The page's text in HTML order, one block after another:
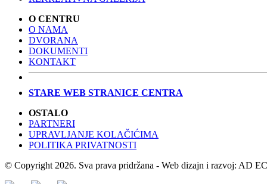
O CENTRU
O NAMA
DVORANA
DOKUMENTI
KONTAKT
STARE WEB STRANICE CENTRA
OSTALO
PARTNERI
UPRAVLJANJE KOLAČIĆIMA
POLITIKA PRIVATNOSTI
© Copyright 2026. Sva prava pridržana - Web dizajn i razvoj: AD